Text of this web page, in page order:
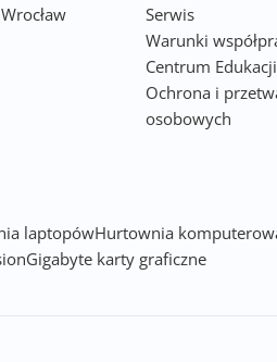
Serwis
Warunki
Centrum
Ochrona i
osobowych
laptopówHurtownia
Gigabyte karty graficzne